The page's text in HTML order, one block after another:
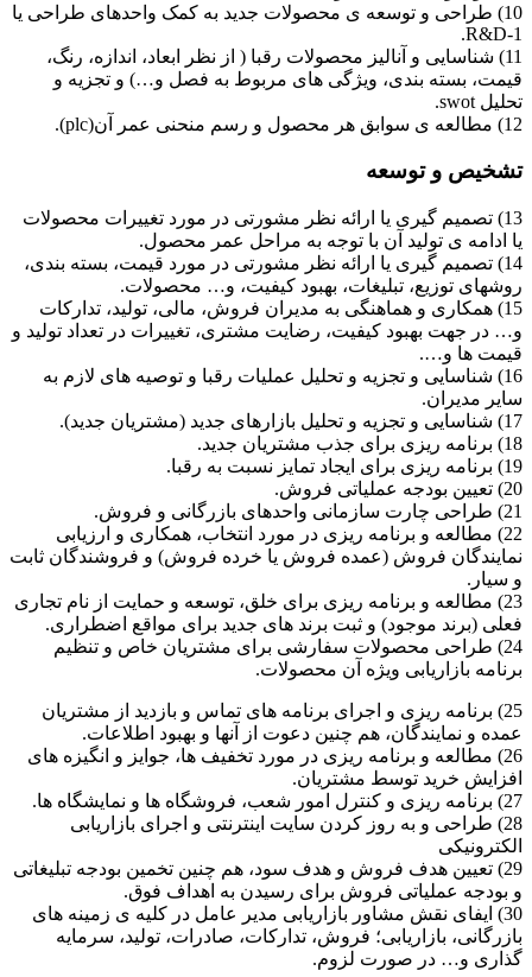
10) طراحی و توسعه ی محصولات جدید به کمک واحدهای طراحی یا
R&D-1.
11) شناسایی و آنالیز محصولات رقبا ( از نظر ابعاد، اندازه، رنگ،
قیمت، بسته بندی، ویژگی های مربوط به فصل و…) و تجزیه و
تحلیل swot.
12) مطالعه ی سوابق هر محصول و رسم منحنی عمر آن(plc).
تشخیص و توسعه
13) تصمیم گیری یا ارائه نظر مشورتی در مورد تغییرات محصولات
یا ادامه ی تولید آن با توجه به مراحل عمر محصول.
14) تصمیم گیری یا ارائه نظر مشورتی در مورد قیمت، بسته بندی،
روشهای توزیع، تبلیغات، بهبود کیفیت، و… محصولات.
15) همکاری و هماهنگی به مدیران فروش، مالی، تولید، تدارکات
و… در جهت بهبود کیفیت، رضایت مشتری، تغییرات در تعداد تولید و
قیمت ها و….
16) شناسایی و تجزیه و تحلیل عملیات رقبا و توصیه های لازم به
سایر مدیران.
17) شناسایی و تجزیه و تحلیل بازارهای جدید (مشتریان جدید).
18) برنامه ریزی برای جذب مشتریان جدید.
19) برنامه ریزی برای ایجاد تمایز نسبت به رقبا.
20) تعیین بودجه عملیاتی فروش.
21) طراحی چارت سازمانی واحدهای بازرگانی و فروش.
22) مطالعه و برنامه ریزی در مورد انتخاب، همکاری و ارزیابی
نمایندگان فروش (عمده فروش یا خرده فروش) و فروشندگان ثابت
و سیار.
23) مطالعه و برنامه ریزی برای خلق، توسعه و حمایت از نام تجاری
فعلی (برند موجود) و ثبت برند های جدید برای مواقع اضطراری.
24) طراحی محصولات سفارشی برای مشتریان خاص و تنظیم
برنامه بازاریابی ویژه آن محصولات.
25) برنامه ریزی و اجرای برنامه های تماس و بازدید از مشتریان
عمده و نمایندگان، هم چنین دعوت از آنها و بهبود اطلاعات.
26) مطالعه و برنامه ریزی در مورد تخفیف ها، جوایز و انگیزه های
افزایش خرید توسط مشتریان.
27) برنامه ریزی و کنترل امور شعب، فروشگاه ها و نمایشگاه ها.
28) طراحی و به روز کردن سایت اینترنتی و اجرای بازاریابی
الکترونیکی
29) تعیین هدف فروش و هدف سود، هم چنین تخمین بودجه تبلیغاتی
و بودجه عملیاتی فروش برای رسیدن به اهداف فوق.
30) ایفای نقش مشاور بازاریابی مدیر عامل در کلیه ی زمینه های
بازرگانی، بازاریابی؛ فروش، تدارکات، صادرات، تولید، سرمایه
گذاری و… در صورت لزوم.